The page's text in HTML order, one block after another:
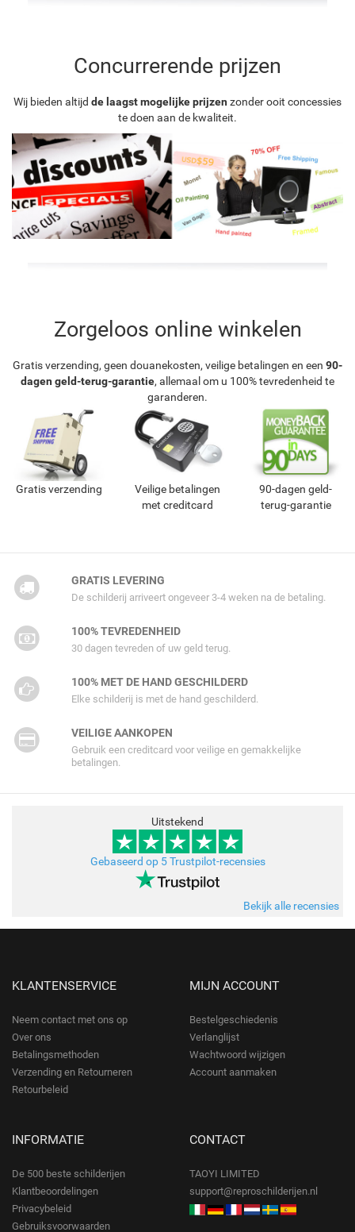
Concurrerende prijzen
Wij bieden altijd de laagst mogelijke prijzen zonder ooit concessies
te doen aan de kwaliteit.
Zorgeloos online winkelen
Gratis verzending, geen douanekosten, veilige betalingen en een 90-
dagen geld-terug-garantie, allemaal om u 100% tevredenheid te
garanderen.
Gratis verzending
Veilige betalingen
met creditcard
90-dagen geld-
terug-garantie
GRATIS LEVERING
De schilderij arriveert ongeveer 3-4 weken na de betaling.
100% TEVREDENHEID
30 dagen tevreden of uw geld terug.
100% MET DE HAND GESCHILDERD
Elke schilderij is met de hand geschilderd.
VEILIGE AANKOPEN
Gebruik een creditcard voor veilige en gemakkelijke
betalingen.
Uitstekend
Gebaseerd op 5 Trustpilot-recensies
Bekijk alle recensies
KLANTENSERVICE
Neem contact met ons op
Over ons
Betalingsmethoden
Verzending en Retourneren
Retourbeleid
MIJN ACCOUNT
Bestelgeschiedenis
Verlanglijst
Wachtwoord wijzigen
Account aanmaken
INFORMATIE
De 500 beste schilderijen
Klantbeoordelingen
Privacybeleid
Gebruiksvoorwaarden
CONTACT
TAOYI LIMITED
support@reproschilderijen.nl